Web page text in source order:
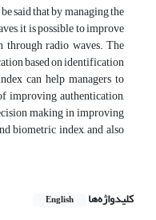
said that by managing the
it is possible to improve
through radio waves. The
based on identification
can help managers to
improving authentication,
making in improving
biometric index, and also
کلیدواژه‌ها English